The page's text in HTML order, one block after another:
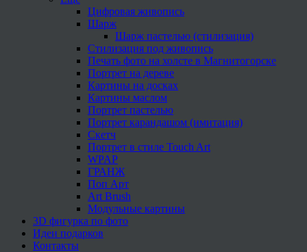
Цифровая живопись
Шарж
Шарж пастелью (стилизация)
Стилизация под живопись
Печать фото на холсте в Магнитогорске
Портрет на дереве
Картины на досках
Картины маслом
Портрет пастелью
Портрет карандашом (имитация)
Скетч
Портрет в стиле Touch Art
WPAP
ГРАНЖ
Поп Арт
Art Brush
Модульные картины
3D фигурка по фото
Идеи подарков
Контакты